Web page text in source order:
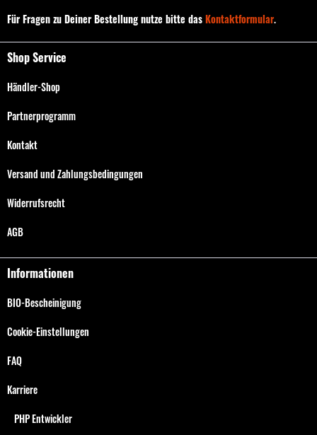
Für Fragen zu Deiner Bestellung nutze bitte dasKontaktformular.
Shop Service
Händler-Shop
Partnerprogramm
Kontakt
Versand und Zahlungsbedingungen
Widerrufsrecht
AGB
Informationen
BIO-Bescheinigung
Cookie-Einstellungen
FAQ
Karriere
PHP Entwickler